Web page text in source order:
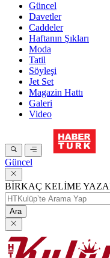
Güncel
Davetler
Caddeler
Haftanın Şıkları
Moda
Tatil
Söyleşi
Jet Set
Magazin Hattı
Galeri
Video
Güncel
BİRKAÇ KELİME
Ara